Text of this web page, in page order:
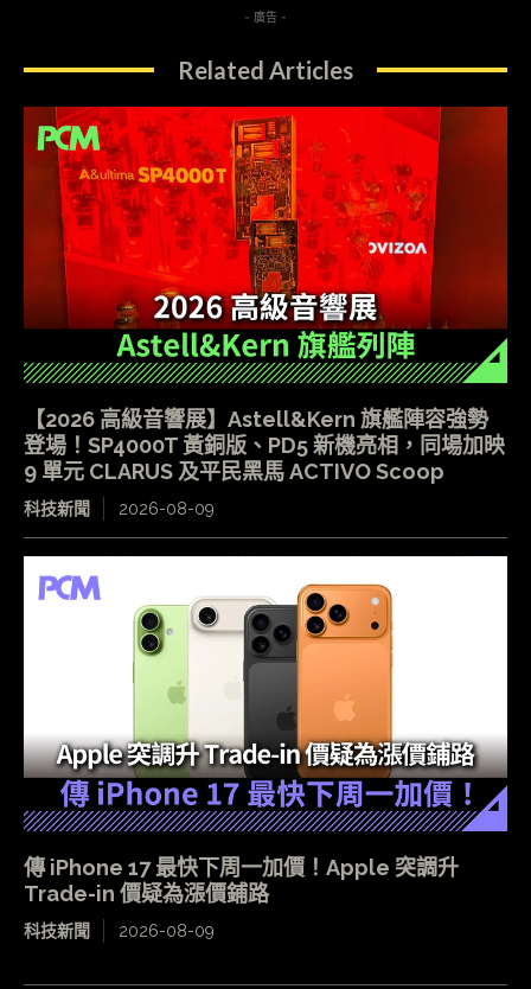
- 廣告 -
Related Articles
【2026 高級音響展】Astell&Kern 旗艦陣容強勢
登場！SP4000T 黃銅版、PD5 新機亮相，同場加映
9 單元 CLARUS 及平民黑馬 ACTIVO Scoop
科技新聞 2026-08-09
傳 iPhone 17 最快下周一加價！Apple 突調升
Trade-in 價疑為漲價鋪路
科技新聞 2026-08-09